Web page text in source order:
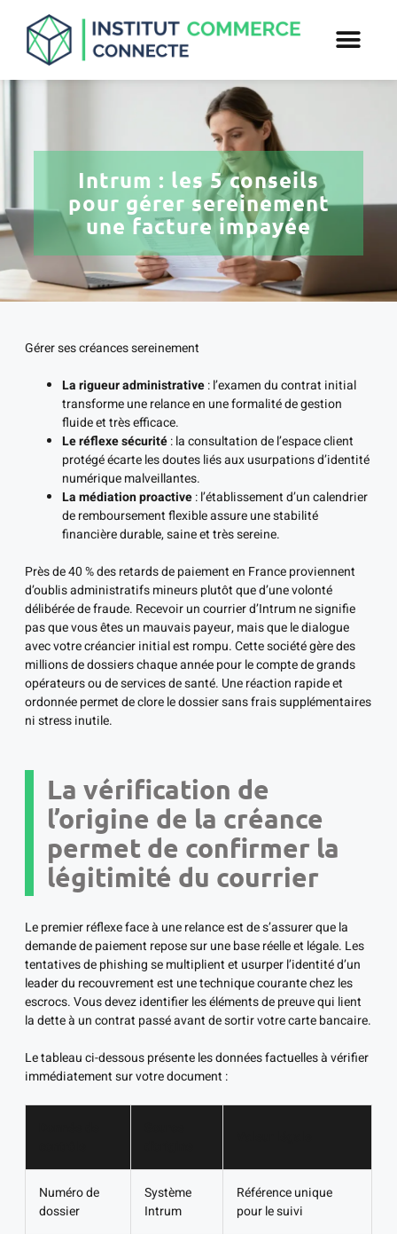
Intrum : les 5 conseils
pour gérer sereinement
une facture impayée
Gérer ses créances sereinement
La rigueur administrative: l’examen du contrat initial
transforme une relance en une formalité de gestion
fluide et très efficace.
Le réflexe sécurité: la consultation de l’espace client
protégé écarte les doutes liés aux usurpations d’identité
numérique malveillantes.
La médiation proactive: l’établissement d’un calendrier
de remboursement flexible assure une stabilité
financière durable, saine et très sereine.
Près de 40 % des retards de paiement en France proviennent
d’oublis administratifs mineurs plutôt que d’une volonté
délibérée de fraude. Recevoir un courrier d’Intrum ne signifie
pas que vous êtes un mauvais payeur, mais que le dialogue
avec votre créancier initial est rompu. Cette société gère des
millions de dossiers chaque année pour le compte de grands
opérateurs ou de services de santé. Une réaction rapide et
ordonnée permet de clore le dossier sans frais supplémentaires
ni stress inutile.
La vérification de
l’origine de la créance
permet de confirmer la
légitimité du courrier
Le premier réflexe face à une relance est de s’assurer que la
demande de paiement repose sur une base réelle et légale. Les
tentatives de phishing se multiplient et usurper l’identité d’un
leader du recouvrement est une technique courante chez les
escrocs. Vous devez identifier les éléments de preuve qui lient
la dette à un contrat passé avant de sortir votre carte bancaire.
Le tableau ci-dessous présente les données factuelles à vérifier
immédiatement sur votre document :
Numéro de
dossier
Système
Intrum
Référence unique
pour le suivi